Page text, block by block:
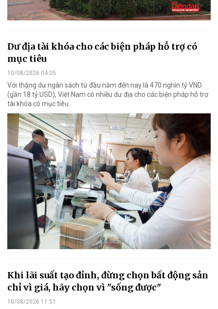
Dư địa tài khóa cho các biện pháp hỗ trợ có
mục tiêu
10/08/2026 04:05
Với thặng dư ngân sách từ đầu năm đến nay là 470 nghìn tỷ VND
(gần 18 tỷ USD), Việt Nam có nhiều dư địa cho các biện pháp hỗ trợ
tài khóa có mục tiêu.
Khi lãi suất tạo đỉnh, đừng chọn bất động sản
chỉ vì giá, hãy chọn vì "sống được"
10/08/2026 11:51